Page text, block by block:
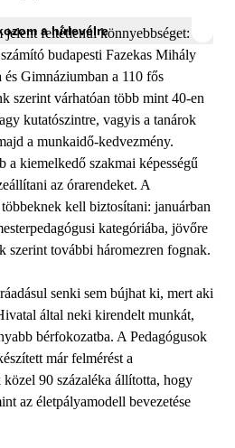
a hírlevélre
jelent feltétlenül könnyebbséget: az
budapesti Fazekas Mihály
Gimnáziumban a 110 fős
szerint várhatóan több mint 40-en
kutatószintre, vagyis a tanárok
a munkaidő-kedvezmény.
a kiemelkedő szakmai képességű
az órarendeket. A
kell biztosítani: januárban
kategóriába, jövőre
szerint további háromezren fognak.
senki sem bújhat ki, mert aki
által neki kirendelt munkát,
bérfokozatba. A Pedagógusok
már felmérést a
90 százaléka állította, hogy
az életpályamodell bevezetése